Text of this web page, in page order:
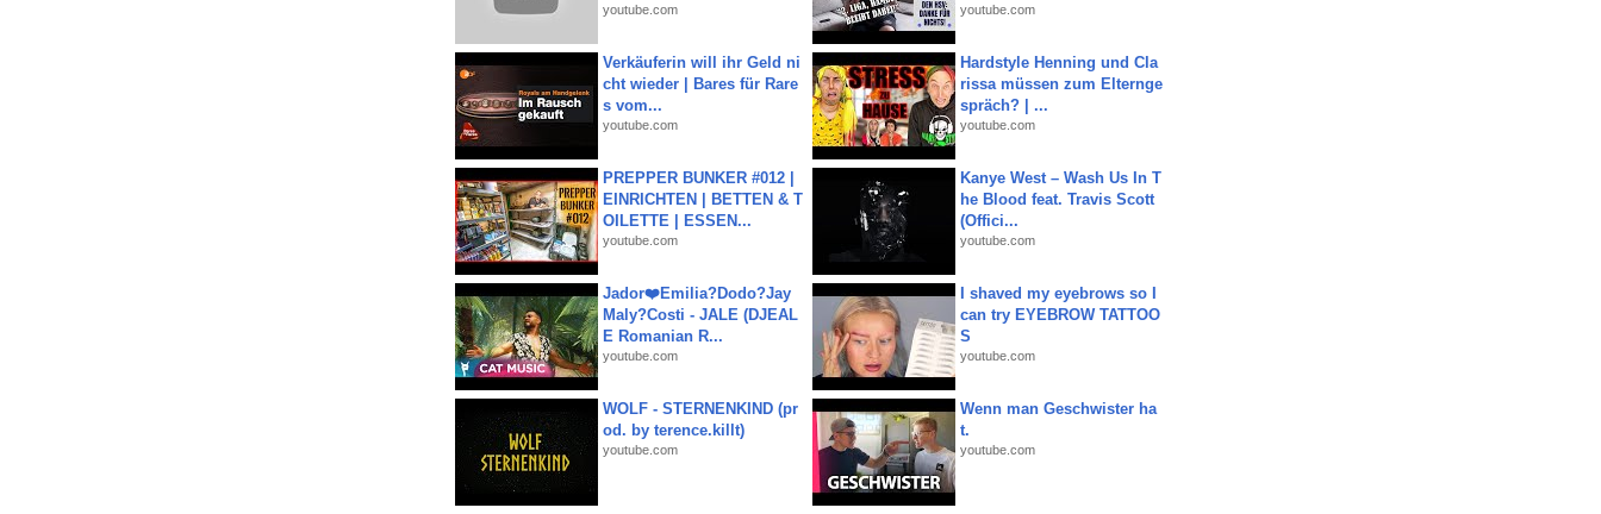
youtube.com youtube.com
Verkäuferin will ihr Geld ni
cht wieder | Bares für Rare
s vom...
youtube.com
Hardstyle Henning und Cla
rissa müssen zum Elternge
spräch? | ...
youtube.com
PREPPER BUNKER #012 |
EINRICHTEN | BETTEN & T
OILETTE | ESSEN...
youtube.com
Kanye West – Wash Us In T
he Blood feat. Travis Scott
(Offici...
youtube.com
Jador❤️Emilia?Dodo?Jay
Maly?Costi - JALE (DJEAL
E Romanian R...
youtube.com
I shaved my eyebrows so I
can try EYEBROW TATTOO
S
youtube.com
WOLF - STERNENKIND (pr
od. by terence.killt)
youtube.com
Wenn man Geschwister ha
t.
youtube.com